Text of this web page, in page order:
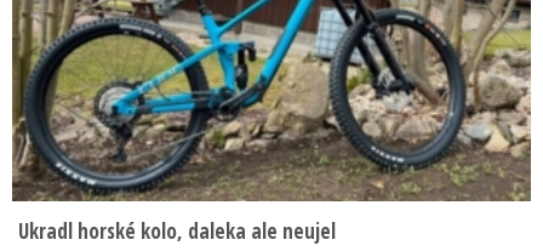
Ukradl horské kolo, daleka ale neujel